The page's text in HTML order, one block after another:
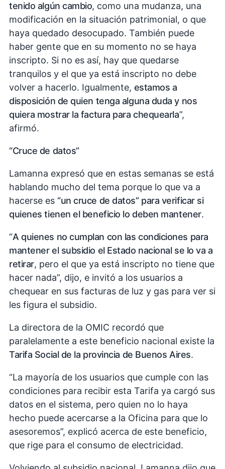
tenido algún cambio, como una mudanza, una
modificación en la situación patrimonial, o que
haya quedado desocupado. También puede
haber gente que en su momento no se haya
inscripto. Si no es así, hay que quedarse
tranquilos y el que ya está inscripto no debe
volver a hacerlo. Igualmente, estamos a
disposición de quien tenga alguna duda y nos
quiera mostrar la factura para chequearla”,
afirmó.
“Cruce de datos”
Lamanna expresó que en estas semanas se está
hablando mucho del tema porque lo que va a
hacerse es “un cruce de datos” para verificar si
quienes tienen el beneficio lo deben mantener.
“A quienes no cumplan con las condiciones para
mantener el subsidio el Estado nacional se lo va a
retirar, pero el que ya está inscripto no tiene que
hacer nada”, dijo, e invitó a los usuarios a
chequear en sus facturas de luz y gas para ver si
les figura el subsidio.
La directora de la OMIC recordó que
paralelamente a este beneficio nacional existe la
Tarifa Social de la provincia de Buenos Aires.
“La mayoría de los usuarios que cumple con las
condiciones para recibir esta Tarifa ya cargó sus
datos en el sistema, pero quien no lo haya
hecho puede acercarse a la Oficina para que lo
asesoremos”, explicó acerca de este beneficio,
que rige para el consumo de electricidad.